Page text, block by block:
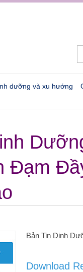
dưỡng và xu hướng
Đạm
Bản Tin Dinh
Download